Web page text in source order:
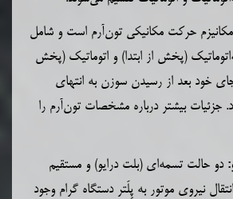
مکانیزم حرکت مکانیکی تون‌آرم است و شامل
(پخش از ابتدا) و اتوماتیک (پخش
خود بعد از رسیدن سوزن به انتهای
جزئیات بیشتر درباره مشخصاتتون‌آرم را
دو حالت تسمه‌ای (بلت درایو) و مستقیم
نیروی موتور به پِلَتر دستگاه گرام وجود